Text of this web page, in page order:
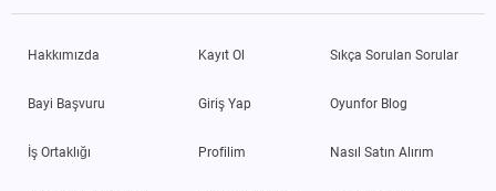
Hakkımızda
Bayi Başvuru
İş Ortaklığı
Kayıt Ol
Giriş Yap
Profilim
Sıkça Sorulan Sorular
Oyunfor Blog
Nasıl Satın Alırım